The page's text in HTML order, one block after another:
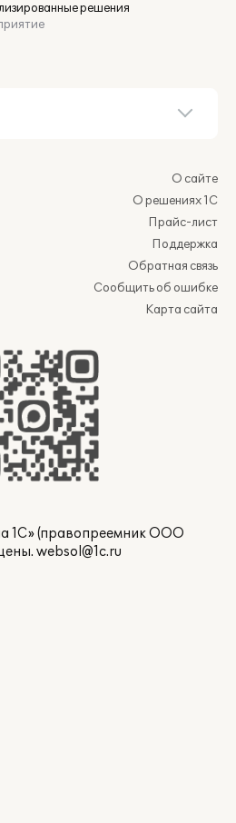
решения
О сайте
О решениях 1С
Прайс-лист
Поддержка
Обратная связь
Сообщить об ошибке
Карта сайта
1С» (правопреемник ООО
websol@1c.ru